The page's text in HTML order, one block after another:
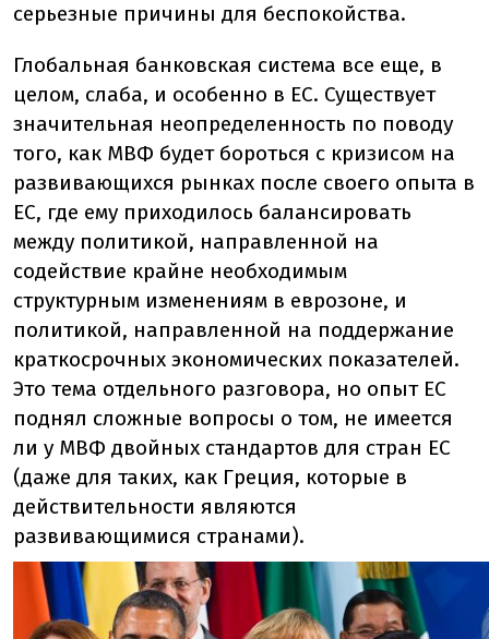
серьезные причины для беспокойства.
Глобальная банковская система все еще, в
целом, слаба, и особенно в ЕС. Существует
значительная неопределенность по поводу
того, как МВФ будет бороться с кризисом на
развивающихся рынках после своего опыта в
ЕС, где ему приходилось балансировать
между политикой, направленной на
содействие крайне необходимым
структурным изменениям в еврозоне, и
политикой, направленной на поддержание
краткосрочных экономических показателей.
Это тема отдельного разговора, но опыт ЕС
поднял сложные вопросы о том, не имеется
ли у МВФ двойных стандартов для стран ЕС
(даже для таких, как Греция, которые в
действительности являются
развивающимися странами).